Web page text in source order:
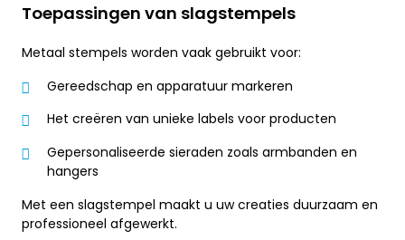
Toepassingen van slagstempels
Metaal stempels worden vaak gebruikt voor:
Gereedschap en apparatuur markeren
Het creëren van unieke labels voor producten
Gepersonaliseerde sieraden zoals armbanden en
hangers
Met een slagstempel maakt u uw creaties duurzaam en
professioneel afgewerkt.